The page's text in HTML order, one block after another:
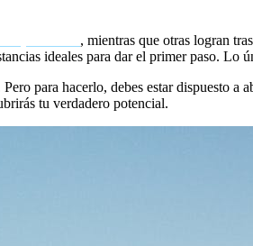
, mientras que otras logran
ideales para dar el primer paso. Lo
para hacerlo, debes estar dispuesto a
tu verdadero potencial.